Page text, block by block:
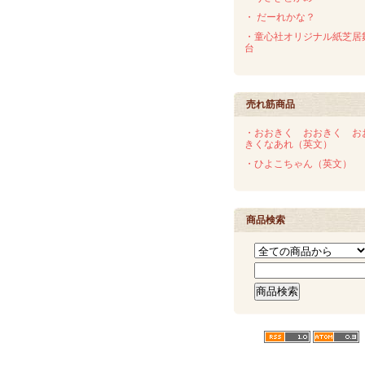
・ だーれかな？
・童心社オリジナル紙芝居
台
売れ筋商品
・おおきく おおきく お
きくなあれ（英文）
・ひよこちゃん（英文）
商品検索